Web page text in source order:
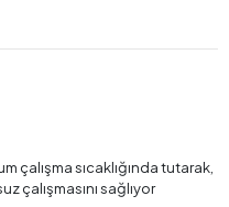
çalışma sıcaklığında tutarak,
çalışmasını sağlıyor